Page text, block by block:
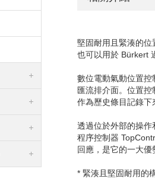
堅固耐用且緊湊的位
也可以用於 Bürkert
數位電動氣動位置控
匯流排介面。位置
作為歷史條目記錄下
透過位於外部的操
程序控制器
回應，是它的一大
* 緊湊且堅固耐用的